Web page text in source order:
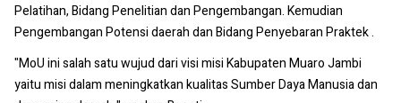
Pelatihan, Bidang Penelitian dan Pengembangan. Kemudian
Pengembangan Potensi daerah dan Bidang Penyebaran Praktek .
"MoU ini salah satu wujud dari visi misi Kabupaten Muaro Jambi
yaitu misi dalam meningkatkan kualitas Sumber Daya Manusia dan